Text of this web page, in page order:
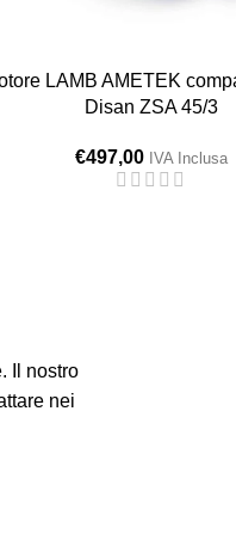
LAMB AMETEK
Disan ZSA 45/3
€497,00 IVA Inclusa
Il nostro
nei